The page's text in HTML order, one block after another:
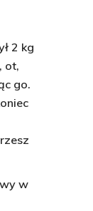
2 kg
ot,
go.
w